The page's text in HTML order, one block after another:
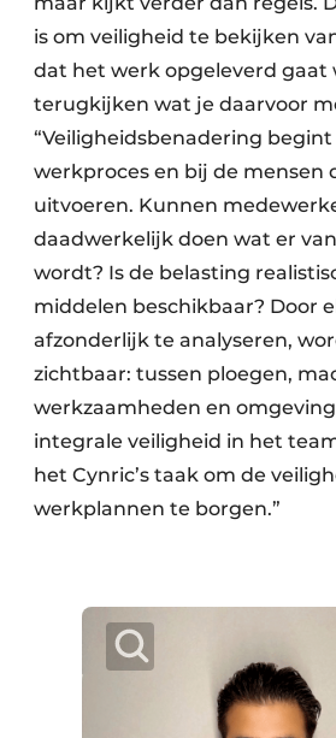
is om veiligheid te bekijken
dat het werk opgeleverd gaat
terugkijken wat je daarvoor
“Veiligheidsbenadering
werkproces en bij de mensen
uitvoeren. Kunnen
daadwerkelijk doen wat er
wordt? Is de belasting
middelen beschikbaar? Door
afzonderlijk te analyseren,
zichtbaar: tussen ploegen,
werkzaamheden en
integrale veiligheid in het
het Cynric’s taak om de
werkplannen te borgen.”